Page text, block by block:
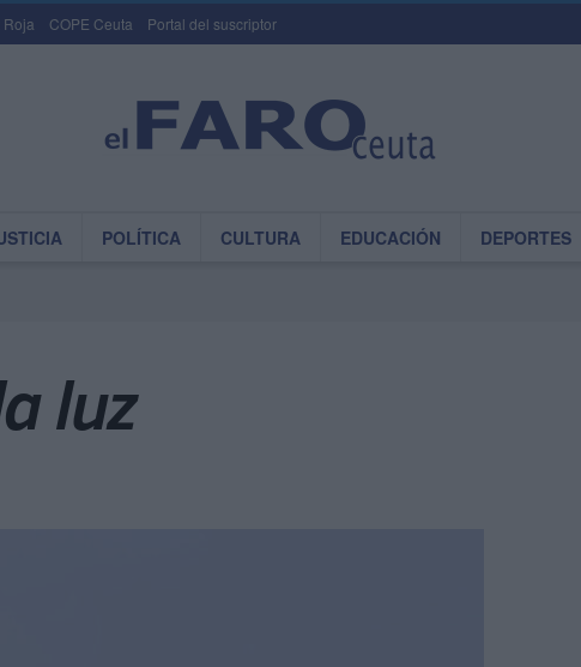
Roja COPE Ceuta Portal del suscriptor
POLÍTICA CULTURA EDUCACIÓN DEPORTES
luz